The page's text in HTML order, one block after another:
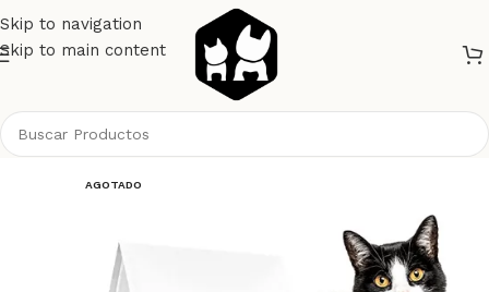
Skip to navigation
Skip to main content
AGOTADO